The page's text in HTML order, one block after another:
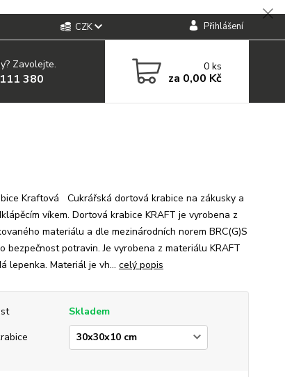
CZK Přihlášení
Zavolejte.
380
0ks
za 0,00 Kč
Kraftová Cukrářská dortová krabice na zákusky a
víkem. Dortová krabice KRAFT je vyrobena z
materiálu a dle mezinárodních norem BRC(G)S
bezpečnost potravin. Je vyrobena z materiálu KRAFT
lepenka. Materiál je vh... celý popis
Skladem